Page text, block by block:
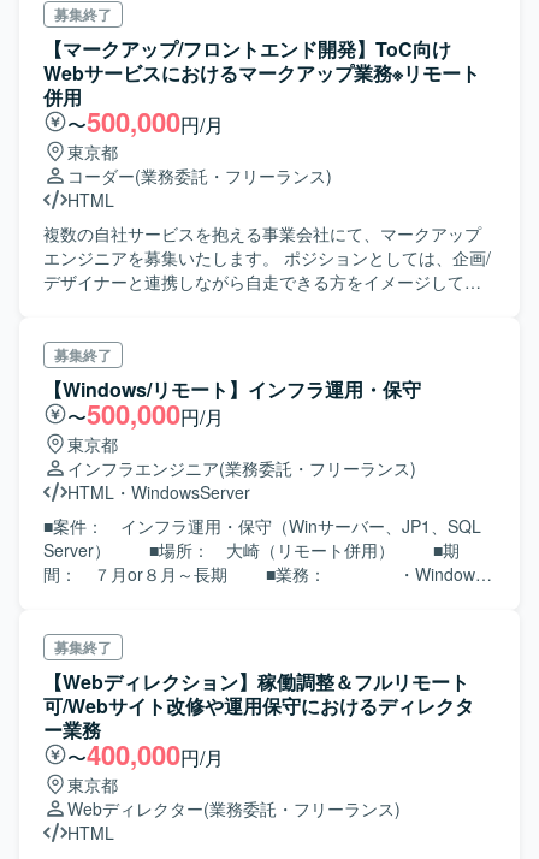
ンジニア、デザイナー、開発パートナーの間に立ち、ロー
ンチまでをコントロールしてください。また、ローンチ後
も機能追加が発生する事があります。 サービスはRuby on
Rails製のCMSですがRuby on Railsの知識は求めません。
一方でHTML 、JS、CSSの知識や、WordPressやShopifyの
テンプレートカスタマイズ経験があると尚可です。
募集終了
【マークアップ/フロントエンド開発】ToC向け
Webサービスにおけるマークアップ業務※リモート
併用
〜500,000円/月
東京都
コーダー(業務委託・フリーランス)
HTML
複数の自社サービスを抱える事業会社にて、マークアップ
エンジニアを募集いたします。 ポジションとしては、企画/
デザイナーと連携しながら自走できる方をイメージしてい
募集終了
【Windows/リモート】インフラ運用・保守
〜500,000円/月
東京都
インフラエンジニア(業務委託・フリーランス)
HTML ・ WindowsServer
■案件： インフラ運用・保守（Winサーバー、JP1、SQL
Server） ■場所： 大崎（リモート併用） ■期
間： ７月or８月～長期 ■業務： ・Windows
けでなく 障害の調査や、障害の対応もして頂きま
す ・シフトでの夜間勤務にも対応 ■スキル：
＜必須＞ ①Winサーバ運用・保守経験
②WindowsOS ： (パッチ適用、セッ
トアップ、ネットワーク、ユーザ登録） ③SQL
Server（基礎知識、基本操作） ④JP1経験（基礎
知識、基本操作） ⑤1次切り分けだけでなく、障害
の調査や、障害の対応ができる。 ⑥HTML、
SQL（基本操作） ⑦Ms office（Excel、Word）
募集終了
【Webディレクション】稼働調整＆フルリモート
可/Webサイト改修や運用保守におけるディレクタ
ー業務
〜400,000円/月
東京都
Webディレクター(業務委託・フリーランス)
HTML